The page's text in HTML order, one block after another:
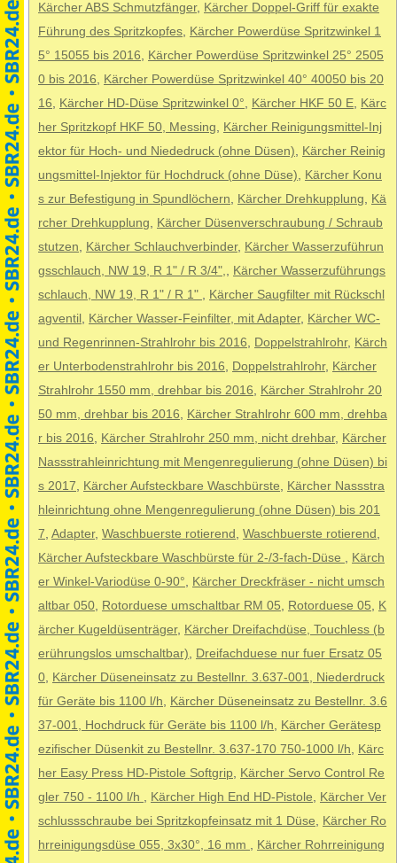
Kärcher ABS Schmutzfänger, Kärcher Doppel-Griff für exakte
Führung des Spritzkopfes, Kärcher Powerdüse Spritzwinkel 1
5° 15055 bis 2016, Kärcher Powerdüse Spritzwinkel 25° 2505
0 bis 2016, Kärcher Powerdüse Spritzwinkel 40° 40050 bis 20
16, Kärcher HD-Düse Spritzwinkel 0°, Kärcher HKF 50 E, Kärc
her Spritzkopf HKF 50, Messing, Kärcher Reinigungsmittel-Inj
ektor für Hoch- und Niededruck (ohne Düsen), Kärcher Reinig
ungsmittel-Injektor für Hochdruck (ohne Düse), Kärcher Konu
s zur Befestigung in Spundlöchern, Kärcher Drehkupplung, Kä
rcher Drehkupplung, Kärcher Düsenverschraubung / Schraub
stutzen, Kärcher Schlauchverbinder, Kärcher Wasserzuführun
gsschlauch, NW 19, R 1" / R 3/4",, Kärcher Wasserzuführungs
schlauch, NW 19, R 1" / R 1" , Kärcher Saugfilter mit Rückschl
agventil , Kärcher Wasser-Feinfilter, mit Adapter, Kärcher WC-
und Regenrinnen-Strahlrohr bis 2016, Doppelstrahlrohr, Kärch
er Unterbodenstrahlrohr bis 2016, Doppelstrahlrohr, Kärcher
Strahlrohr 1550 mm, drehbar bis 2016, Kärcher Strahlrohr 20
50 mm, drehbar bis 2016, Kärcher Strahlrohr 600 mm, drehba
r bis 2016, Kärcher Strahlrohr 250 mm, nicht drehbar, Kärcher
Nassstrahleinrichtung mit Mengenregulierung (ohne Düsen) bi
s 2017, Kärcher Aufsteckbare Waschbürste, Kärcher Nassstra
hleinrichtung ohne Mengenregulierung (ohne Düsen) bis 201
7, Adapter, Waschbuerste rotierend , Waschbuerste rotierend ,
Kärcher Aufsteckbare Waschbürste für 2-/3-fach-Düse , Kärch
er Winkel-Variodüse 0-90°, Kärcher Dreckfräser - nicht umsch
altbar 050, Rotorduese umschaltbar RM 05, Rotorduese 05, K
ärcher Kugeldüsenträger, Kärcher Dreifachdüse, Touchless (b
erührungslos umschaltbar), Dreifachduese nur fuer Ersatz 05
0, Kärcher Düseneinsatz zu Bestellnr. 3.637-001, Niederdruck
für Geräte bis 1100 l/h, Kärcher Düseneinsatz zu Bestellnr. 3.6
37-001, Hochdruck für Geräte bis 1100 l/h, Kärcher Gerätesp
ezifischer Düsenkit zu Bestellnr. 3.637-170 750-1000 l/h, Kärc
her Easy Press HD-Pistole Softgrip, Kärcher Servo Control Re
gler 750 - 1100 l/h , Kärcher High End HD-Pistole, Kärcher Ver
schlussschraube bei Spritzkopfeinsatz mit 1 Düse, Kärcher Ro
hrreinigungsdüse 055, 3x30°, 16 mm , Kärcher Rohrreinigung